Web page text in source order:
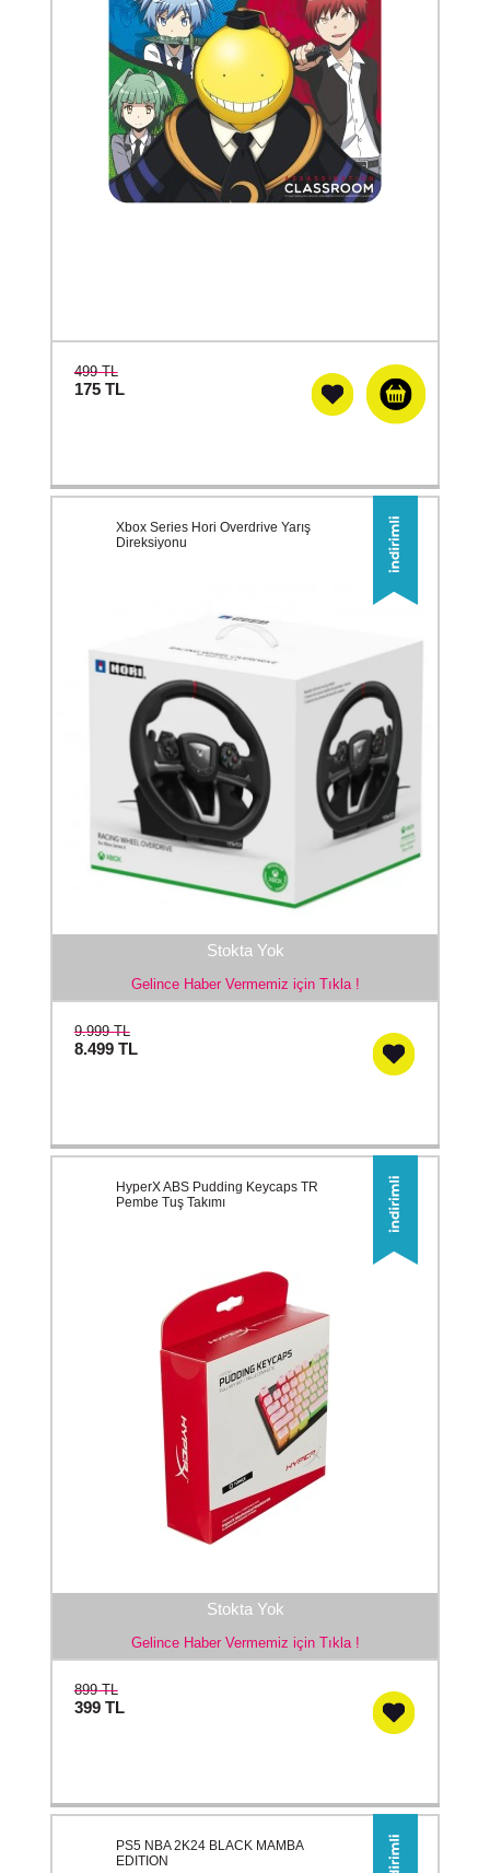
499 TL
175 TL
Stokta Yok
Gelince Haber Vermemiz için Tıkla !
Xbox Series Hori Overdrive Yarış
Direksiyonu
9.999 TL
8.499 TL
Stokta Yok
Gelince Haber Vermemiz için Tıkla !
HyperX ABS Pudding Keycaps TR
Pembe Tuş Takımı
899 TL
399 TL
PS5 NBA 2K24 BLACK MAMBA
EDITION